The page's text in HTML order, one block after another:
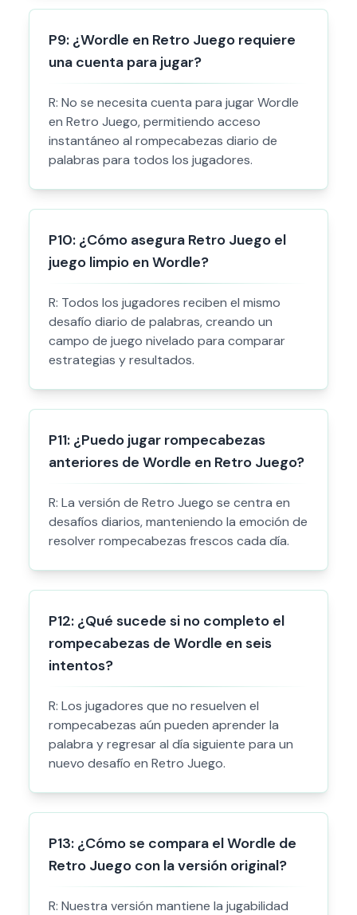
P9: ¿Wordle en Retro Juego requiere
una cuenta para jugar?
R: No se necesita cuenta para jugar Wordle
en Retro Juego, permitiendo acceso
instantáneo al rompecabezas diario de
palabras para todos los jugadores.
P10: ¿Cómo asegura Retro Juego el
juego limpio en Wordle?
R: Todos los jugadores reciben el mismo
desafío diario de palabras, creando un
campo de juego nivelado para comparar
estrategias y resultados.
P11: ¿Puedo jugar rompecabezas
anteriores de Wordle en Retro Juego?
R: La versión de Retro Juego se centra en
desafíos diarios, manteniendo la emoción de
resolver rompecabezas frescos cada día.
P12: ¿Qué sucede si no completo el
rompecabezas de Wordle en seis
intentos?
R: Los jugadores que no resuelven el
rompecabezas aún pueden aprender la
palabra y regresar al día siguiente para un
nuevo desafío en Retro Juego.
P13: ¿Cómo se compara el Wordle de
Retro Juego con la versión original?
R: Nuestra versión mantiene la jugabilidad